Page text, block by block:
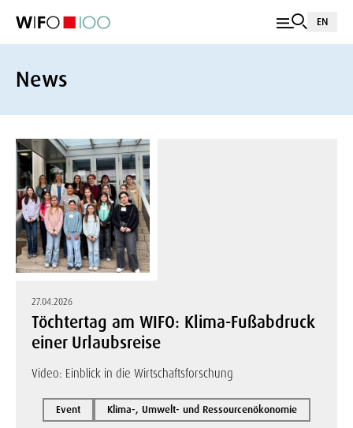
EN
News
27.04.2026
Töchtertag am WIFO: Klima-Fußabdruck
einer Urlaubsreise
Video: Einblick in die Wirtschaftsforschung
Event Klima-, Umwelt- und Ressourcenökonomie